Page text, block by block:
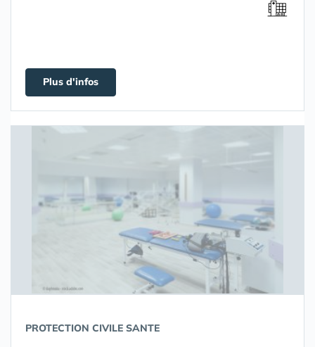
Plus d'infos
PROTECTION CIVILE SANTE